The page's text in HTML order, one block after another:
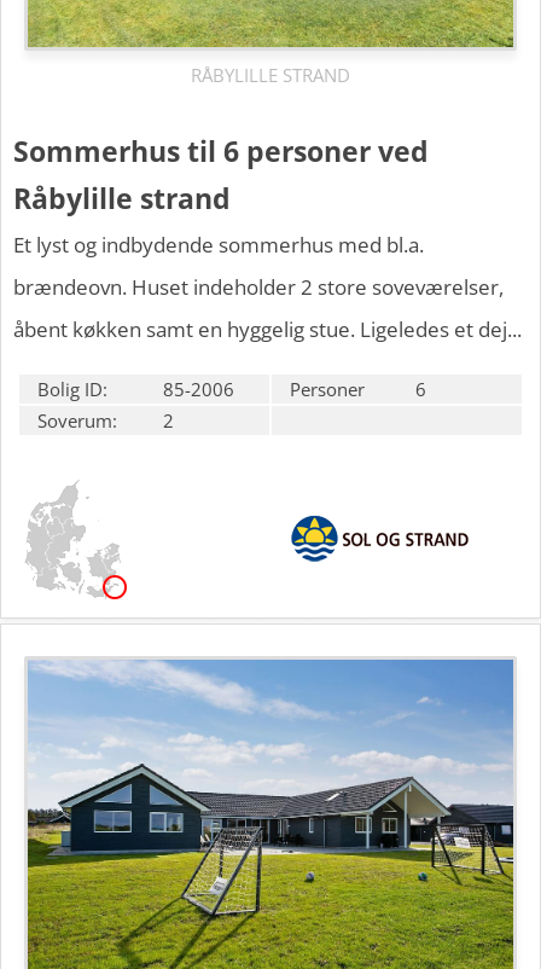
RÅBYLILLE STRAND
Sommerhus til 6 personer ved
Råbylille strand
Et lyst og indbydende sommerhus med bl.a.
brændeovn. Huset indeholder 2 store soveværelser,
åbent køkken samt en hyggelig stue. Ligeledes et dej...
Bolig ID: 85-2006 Personer
6
Soverum:
2